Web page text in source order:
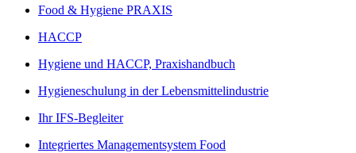
Food & Hygiene PRAXIS
HACCP
Hygiene und HACCP, Praxishandbuch
Hygieneschulung in der Lebensmittelindustrie
Ihr IFS-Begleiter
Integriertes Managementsystem Food